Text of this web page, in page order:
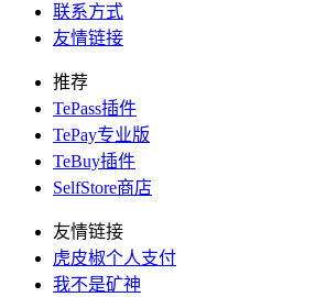
联系方式
友情链接
推荐
TePass插件
TePay专业版
TeBuy插件
SelfStore商店
友情链接
虎皮椒个人支付
我不是矿神